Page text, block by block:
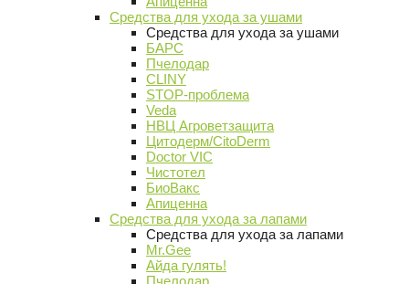
Средства для ухода за ушами
Средства для ухода за ушами
БАРС
Пчелодар
CLINY
STOP-проблема
Veda
НВЦ Агроветзащита
Цитодерм/CitoDerm
Doctor VIC
Чистотел
БиоВакс
Апиценна
Средства для ухода за лапами
Средства для ухода за лапами
Mr.Gee
Айда гулять!
Пчелодар